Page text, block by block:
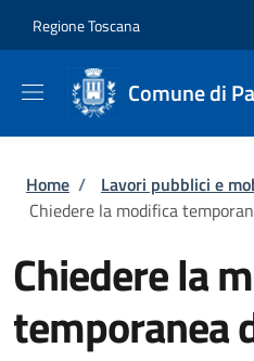
Regione Toscana
Comune di
Briciole di pane
Home / Lavori pubblici e
Chiedere la modifica
Chiedere la
temporanea